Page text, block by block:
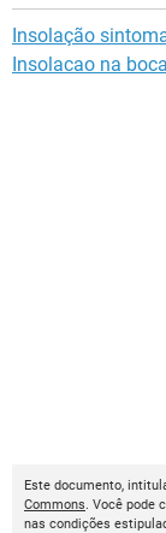
Insolação
Insolacao na boca
Este documento,
Commons. Você pode
nas condições